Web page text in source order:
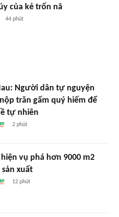
của kẻ trốn nã
44 phút
Người dân tự nguyện
trăn gấm quý hiếm để
tự nhiên
2 phút
hiện vụ phá hơn 9000 m2
xuất
12 phút